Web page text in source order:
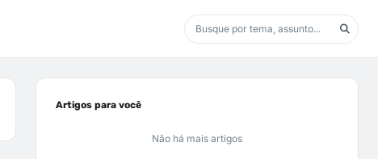
Artigos para você
Não há mais artigos